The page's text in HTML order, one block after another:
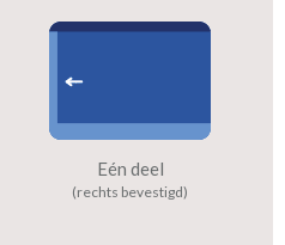
Eén deel
(rechts bevestigd)